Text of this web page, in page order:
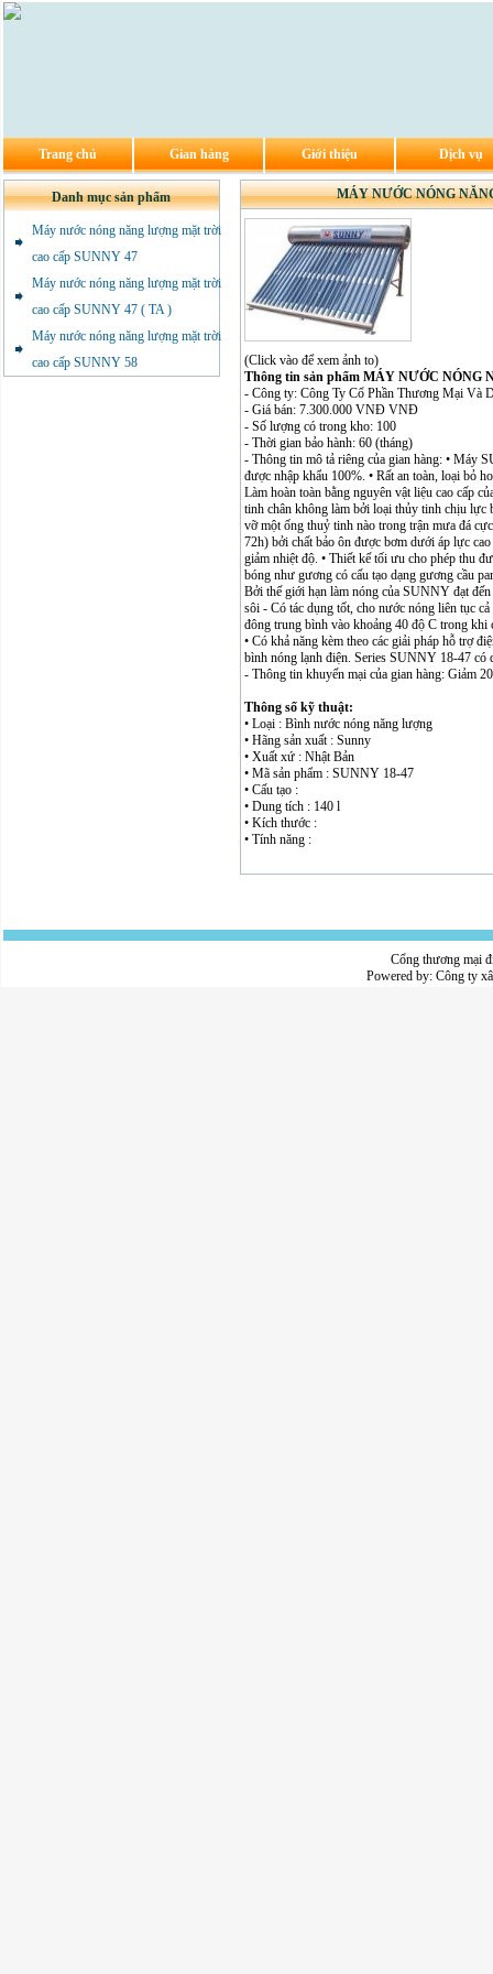
Trang chủ Gian hàng Giới thiệu Dịch vụ
Danh mục sản phẩm
Máy nước nóng năng lượng mặt trời
cao cấp SUNNY 47
Máy nước nóng năng lượng mặt trời
cao cấp SUNNY 47 ( TA )
Máy nước nóng năng lượng mặt trời
cao cấp SUNNY 58
MÁY NƯỚC NÓNG
(Click vào để xem ảnh to)
Thông tin sản phẩm MÁY NƯỚC NÓNG
- Công ty: Công Ty Cổ Phần Thương Mại Và
- Giá bán: 7.300.000 VNĐ VNĐ
- Số lượng có trong kho: 100
- Thời gian bảo hành: 60 (tháng)
- Thông tin mô tả riêng của gian hàng: • Máy
được nhập khẩu 100%. • Rất an toàn, loại bỏ
Làm hoàn toàn bằng nguyên vật liệu cao cấp
tinh chân không làm bởi loại thủy tinh chịu lực
vỡ một ống thuỷ tinh nào trong trận mưa đá
72h) bởi chất bảo ôn được bơm dưới áp lực
giảm nhiệt độ. • Thiết kế tối ưu cho phép thu
bóng như gương có cấu tạo dạng gương cầu
Bởi thế giới hạn làm nóng của SUNNY đạt
sôi - Có tác dụng tốt, cho nước nóng liên tục
đông trung bình vào khoảng 40 độ C trong khi
• Có khả năng kèm theo các giải pháp hỗ trợ
bình nóng lạnh điện. Series SUNNY 18-47
- Thông tin khuyến mại của gian hàng: Giảm
Thông số kỹ thuật:
• Loại : Bình nước nóng năng lượng
• Hãng sản xuất : Sunny
• Xuất xứ : Nhật Bản
• Mã sản phẩm : SUNNY 18-47
• Cấu tạo :
• Dung tích : 140 l
• Kích thước :
• Tính năng :
Cổng thương mại
Powered by: Công ty